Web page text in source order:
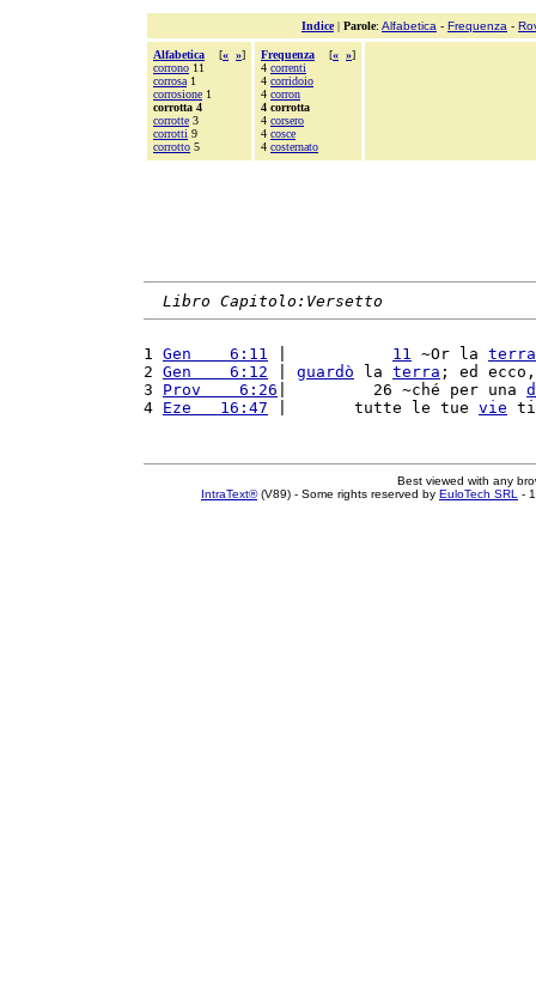
Indice| Parole: Alfabetica - Frequenza -
Alfabetica [« »]
corrono 11
corrosa 1
corrosione 1
corrotta 4
corrotte 3
corrotti 9
corrotto 5
Frequenza [« »]
4 correnti
4 corridoio
4 corron
4 corrotta
4 corsero
4 cosce
4 costernato
Libro Capitolo:Versetto
1 Gen    6:11 11 ~Or la terra
2 Gen    6:12 guardò la terra ; ed
3 Prov    6:26 |         26 ~ché per una
4 Eze   16:47 |       tutte le tue vie ti
Best viewed with any
IntraText®(V89) - Some rights reserved by EuloTech SRL -